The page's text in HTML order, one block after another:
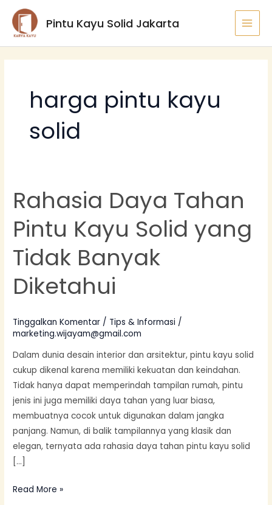
Lewati
konten
Pintu Kayu Solid Jakarta
harga pintu kayu
solid
Rahasia Daya Tahan
Pintu Kayu Solid yang
Tidak Banyak
Diketahui
Tinggalkan Komentar / Tips & Informasi /
marketing.wijayam@gmail.com
Dalam dunia desain interior dan arsitektur, pintu kayu solid
cukup dikenal karena memiliki kekuatan dan keindahan.
Tidak hanya dapat memperindah tampilan rumah, pintu
jenis ini juga memiliki daya tahan yang luar biasa,
membuatnya cocok untuk digunakan dalam jangka
panjang. Namun, di balik tampilannya yang klasik dan
elegan, ternyata ada rahasia daya tahan pintu kayu solid
[…]
Rahasia
Daya
Tahan
Pintu
Kayu
yang
Diketahui
Read More »
Post
pagination